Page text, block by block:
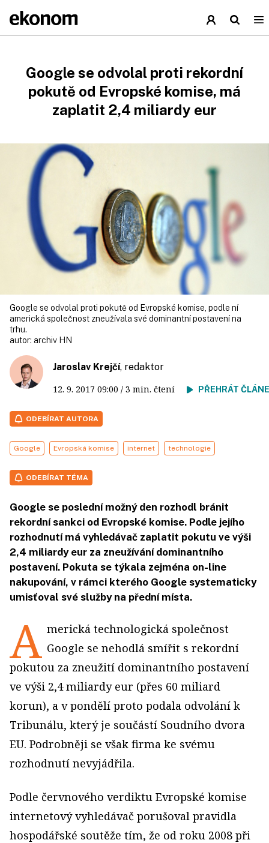
Google se odvolal proti rekordní
pokutě od Evropské komise, má
zaplatit 2,4 miliardy eur
Google se odvolal proti pokutě od Evropské komise, podle ní
americká společnost zneužívala své dominantní postavení na
trhu.
autor: archiv HN
Jaroslav Krejčí, redaktor
12. 9. 2017 09:00 / 3 min. čtení PŘEHRÁT
ODEBÍRAT AUTORA
Google Evropská komise internet technologie
ODEBÍRAT TÉMA
Google se poslední možný den rozhodl bránit
rekordní sankci od Evropské komise. Podle jejího
rozhodnutí má vyhledávač zaplatit pokutu ve výši
2,4 miliardy eur za zneužívání dominantního
postavení. Pokuta se týkala zejména on-line
nakupování, v rámci kterého Google systematicky
umisťoval své služby na přední místa.
A merická technologická společnost
Google se nehodlá smířit s rekordní
pokutou za zneužití dominantního postavení
ve výši 2,4 miliardy eur (přes 60 miliard
korun), a v pondělí proto podala odvolání k
Tribunálu, který je součástí Soudního dvora
EU. Podrobněji se však firma ke svému
rozhodnutí nevyjádřila.
Podle červnového verdiktu Evropské komise
internetový vyhledávač porušoval pravidla
hospodářské soutěže tím, že od roku 2008 při